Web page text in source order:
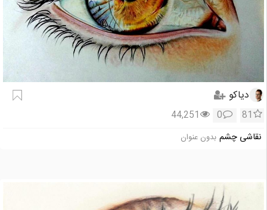
دیاکو
81
0
44,251
نقاشی چشم بدون عنوان